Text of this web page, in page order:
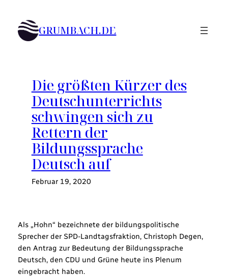
Inhalt
springen GRUMBACH.DE
Die größten Kürzer des
Deutschunterrichts
schwingen sich zu
Rettern der
Bildungssprache
Deutsch auf
Februar 19, 2020
Als „Hohn“ bezeichnete der bildungspolitische
Sprecher der SPD-Landtagsfraktion, Christoph Degen,
den Antrag zur Bedeutung der Bildungssprache
Deutsch, den CDU und Grüne heute ins Plenum
eingebracht haben.